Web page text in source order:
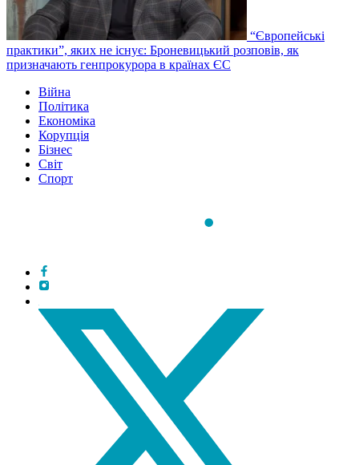
“Європейські
практики”, яких не існує: Броневицький розповів, як
призначають генпрокурора в країнах ЄС
Війна
Політика
Економіка
Корупція
Бізнес
Світ
Спорт